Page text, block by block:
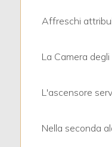
Affreschi
La Camera
L'ascensore
Nella seconda